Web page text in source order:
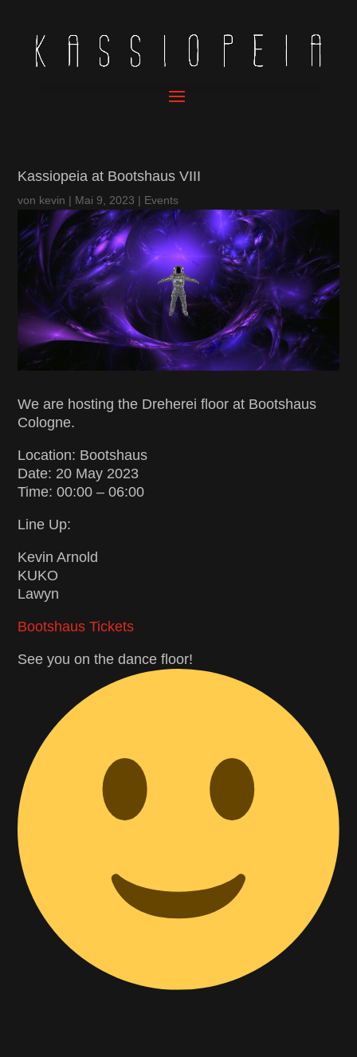
Kassiopeia at Bootshaus VIII
von kevin | Mai 9, 2023 | Events
We are hosting the Dreherei floor at Bootshaus
Cologne.
Location: Bootshaus
Date: 20 May 2023
Time: 00:00 – 06:00
Line Up:
Kevin Arnold
KUKO
Lawyn
Bootshaus Tickets
See you on the dance floor!